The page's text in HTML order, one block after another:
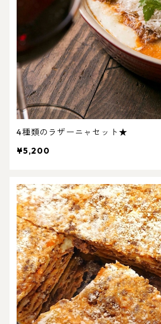
4種類のラザーニャセット★
¥5,200